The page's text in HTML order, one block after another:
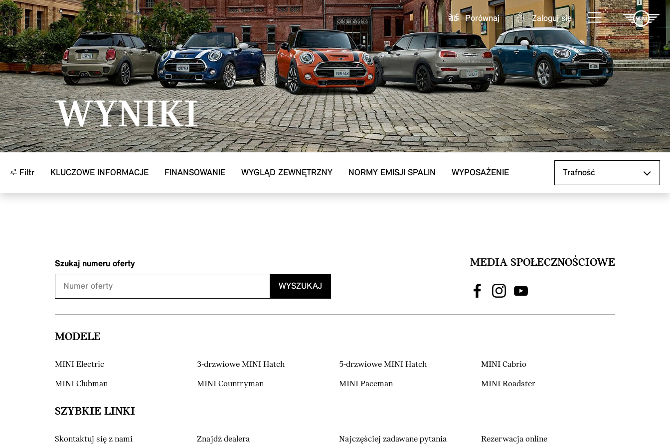
Przejdź do głównej treści
Porównaj
Zaloguj się
WYNIKI
Filtr KLUCZOWE INFORMACJE FINANSOWANIE WYGLĄD ZEWNĘTRZNY NORMY EMISJI SPALIN WYPOSAŻENIE
Szukaj numeru oferty
WYSZUKAJ
MEDIA SPOŁECZNOŚCIOWE
MODELE
MINI Electric 3-drzwiowe MINI Hatch 5-drzwiowe MINI Hatch MINI Cabrio
MINI Clubman MINI Countryman MINI Paceman MINI Roadster
SZYBKIE LINKI
Skontaktuj się z nami Znajdź dealera Najczęściej zadawane pytania Rezerwacja online